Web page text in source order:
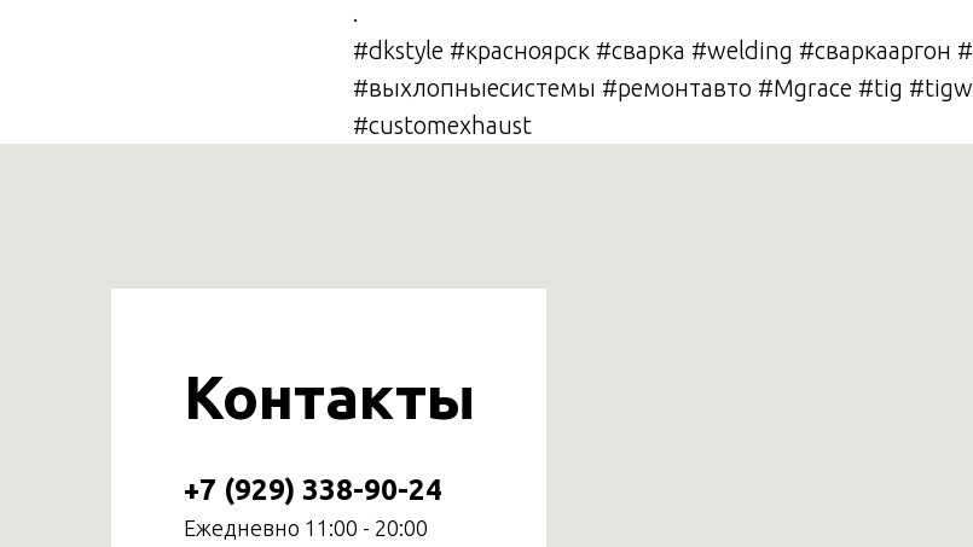
.
#dkstyle #красноярск #сварка #welding #сваркааргон
#выхлопныесистемы #ремонтавто #Mgrace #tig
#customexhaust
Контакты
+7 (929) 338-90-24
Ежедневно 11:00 - 20:00